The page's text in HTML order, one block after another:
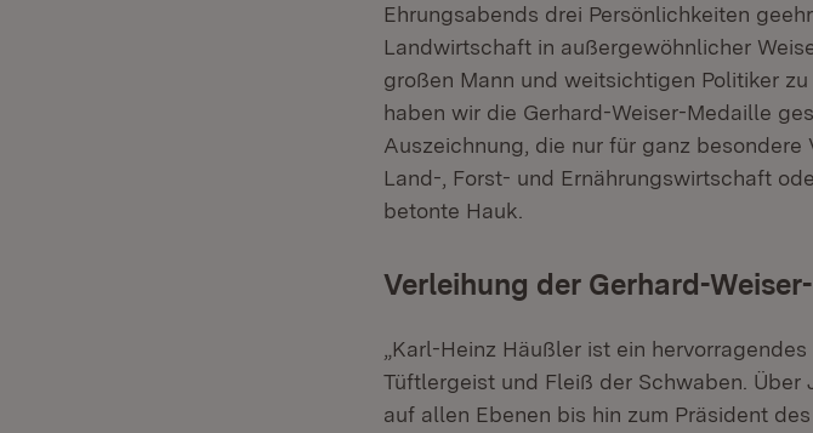
Ehrungsabends drei Persönlichkeiten
Landwirtschaft in außergewöhnlicher
großen Mann und weitsichtigen Politiker
haben wir die Gerhard-Weiser-Medaille
Auszeichnung, die nur für ganz
Land-, Forst- und Ernährungswirtschaft
betonte Hauk.
Verleihung der Gerhard-
„Karl-Heinz Häußler ist ein
Tüftlergeist und Fleiß der Schwaben.
auf allen Ebenen bis hin zum Präsident